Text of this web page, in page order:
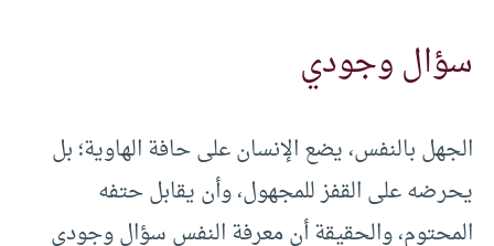
سؤال وجودي
الجهل بالنفس، يضع الإنسان على حافة الهاوية؛ بل
يحرضه على القفز للمجهول، وأن يقابل حتفه
المحتوم، والحقيقة أن معرفة النفس سؤال وجودي